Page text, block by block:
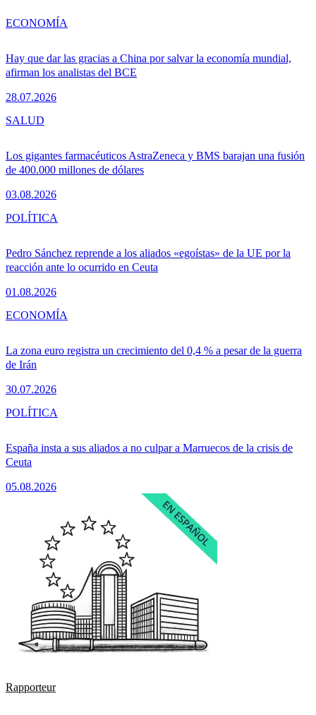
Hay que dar las gracias a China por salvar la economía mundial,
afirman los analistas del BCE
28.07.2026
ECONOMÍA
Los gigantes farmacéuticos AstraZeneca y BMS barajan una fusión
de 400.000 millones de dólares
03.08.2026
SALUD
Pedro Sánchez reprende a los aliados «egoístas» de la UE por la
reacción ante lo ocurrido en Ceuta
01.08.2026
POLÍTICA
La zona euro registra un crecimiento del 0,4 % a pesar de la guerra
de Irán
30.07.2026
ECONOMÍA
España insta a sus aliados a no culpar a Marruecos de la crisis de
Ceuta
05.08.2026
POLÍTICA
Rapporteur